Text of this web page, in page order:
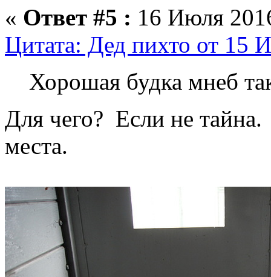
« Ответ #5 : 16 Июля
Цитата: Дед пихто от 15
Хорошая будка мнеб
Для чего? Если не
места.